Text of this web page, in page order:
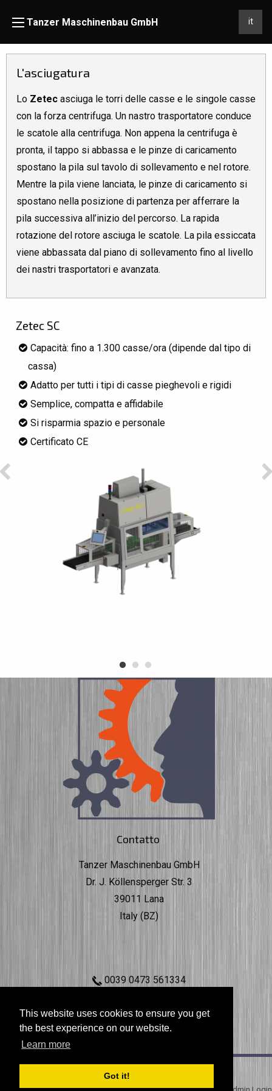
This website uses cookies to ensure you get
the best experience on our website.
Learn more
Got it!
Tanzer Maschinenbau GmbH
it
L'asciugatura
Lo Zetec asciuga le torri delle casse e le singole casse
con la forza centrifuga. Un nastro trasportatore conduce
le scatole alla centrifuga. Non appena la centrifuga è
pronta, il tappo si abbassa e le pinze di caricamento
spostano la pila sul tavolo di sollevamento e nel rotore.
Mentre la pila viene lanciata, le pinze di caricamento si
spostano nella posizione di partenza per afferrare la
pila successiva all’inizio del percorso. La rapida
rotazione del rotore asciuga le scatole. La pila essiccata
viene abbassata dal piano di sollevamento fino al livello
dei nastri trasportatori e avanzata.
Zetec SC
Capacità: fino a 1.300 casse/ora (dipende dal tipo di
cassa)
Adatto per tutti i tipi di casse pieghevoli e rigidi
Semplice, compatta e affidabile
Si risparmia spazio e personale
Certificato CE
Contatto
Tanzer Maschinenbau GmbH
Dr. J. Köllensperger Str. 3
39011 Lana
Italy (BZ)
0039 0473 561334
MwSt. IT02736830213
Impressum